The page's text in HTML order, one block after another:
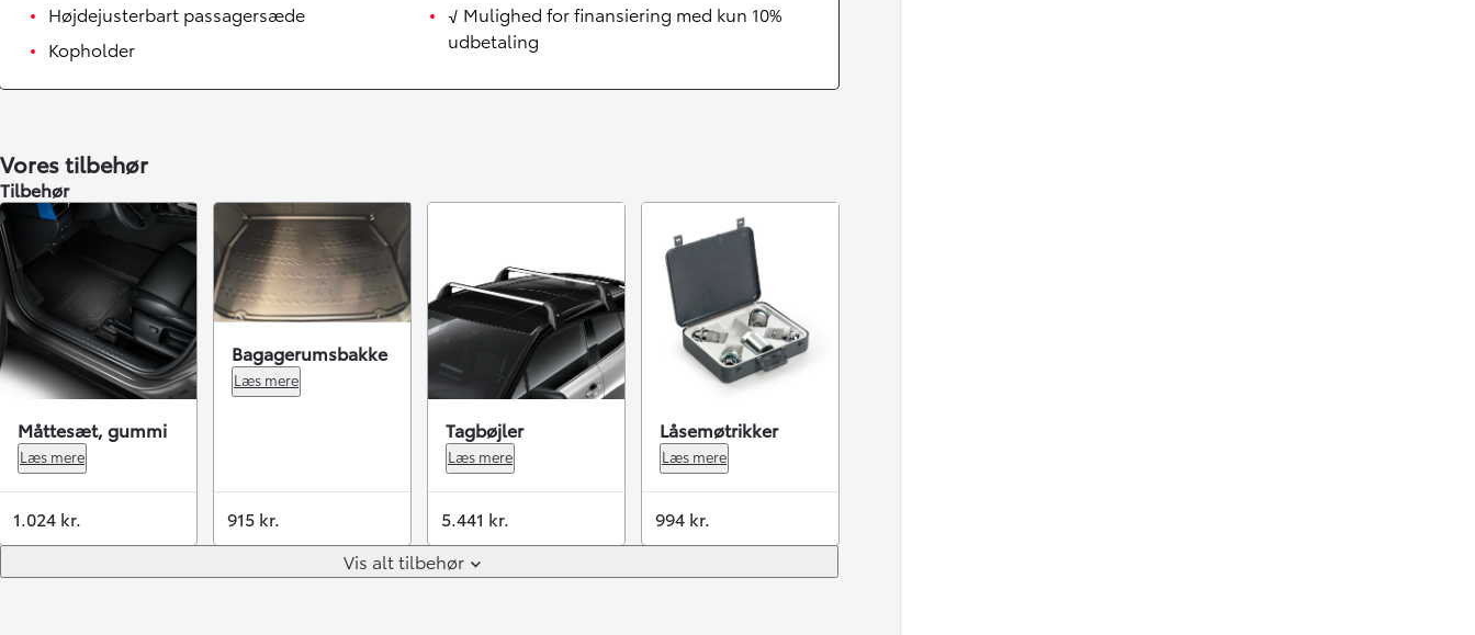
Højdejusterbart passagersæde
Kopholder
√ Mulighed for finansiering med kun 10%
udbetaling
Vores tilbehør
Tilbehør
Måttesæt, gummi
Læs mere
1.024 kr.
Bagagerumsbakke
Læs mere
915 kr.
Tagbøjler
Læs mere
5.441 kr.
Låsemøtrikker
Læs mere
994 kr.
Vis alt tilbehør